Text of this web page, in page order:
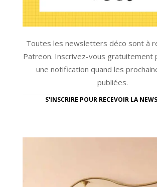
Toutes les newsletters déco sont à
Patreon. Inscrivez-vous gratuitement
une notification quand les
publiées.
S'INSCRIRE POUR RECEVOIR LA